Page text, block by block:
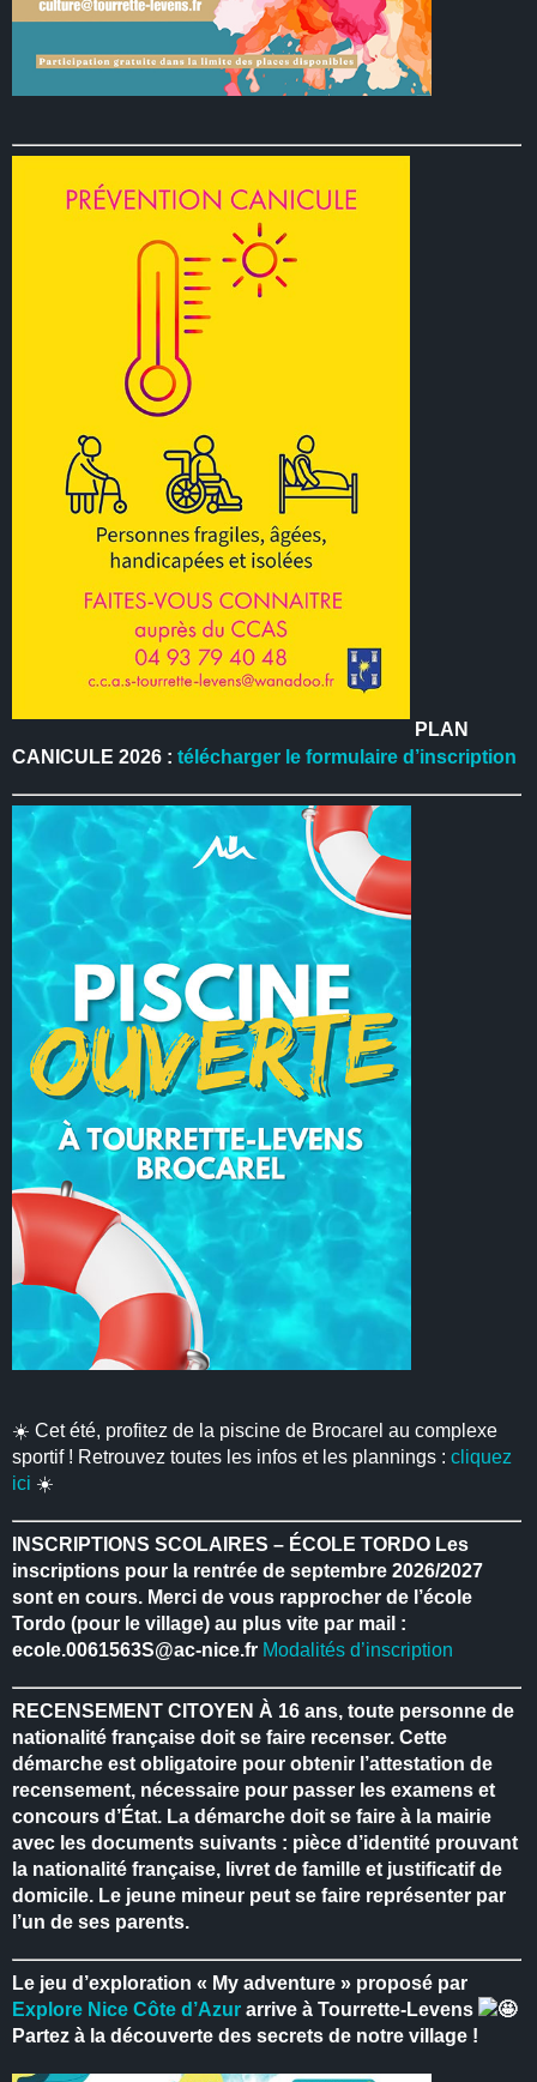
PLAN
CANICULE 2026 :télécharger le formulaire d’inscription
☀️ Cet été, profitez de la piscine de Brocarel au complexe
sportif ! Retrouvez toutes les infos et les plannings :cliquez
ici ☀️
INSCRIPTIONS SCOLAIRES – ÉCOLE TORDO Les
inscriptions pour la rentrée de septembre 2026/2027
sont en cours. Merci de vous rapprocher de l’école
Tordo (pour le village) au plus vite par mail :
ecole.0061563S@ac-nice.fr Modalités d’inscription
RECENSEMENT CITOYEN À 16 ans, toute personne de
nationalité française doit se faire recenser. Cette
démarche est obligatoire pour obtenir l’attestation de
recensement, nécessaire pour passer les examens et
concours d’État. La démarche doit se faire à la mairie
avec les documents suivants : pièce d’identité prouvant
la nationalité française, livret de famille et justificatif de
domicile. Le jeune mineur peut se faire représenter par
l’un de ses parents.
Le jeu d’exploration « My adventure » proposé par
Explore Nice Côte d’Azur arrive à Tourrette-Levens
Partez à la découverte des secrets de notre village !